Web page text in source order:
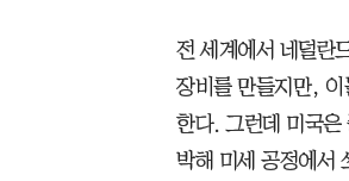
전 세계에서 네덜란
장비를 만들지만,
한다. 그런데 미국은
박해 미세 공정에서